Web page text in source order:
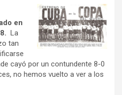
en
La
tan
cayó por un contundente 8-0
no hemos vuelto a ver a los